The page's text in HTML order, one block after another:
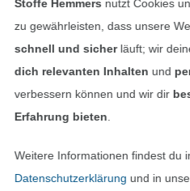
Unsere
In den deutschen Shop
Stoffe Hemmers nutzt Cookies
zu gewährleisten, dass unsere
schnell und sicherläuft; wir
dich relevanten Inhalten und
verbessern können und wir dir
Erfahrung bieten
Weitere Informationen findest du
Datenschutzerklärung und in